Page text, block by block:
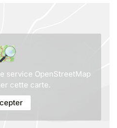
service OpenStreetMap
cette carte.